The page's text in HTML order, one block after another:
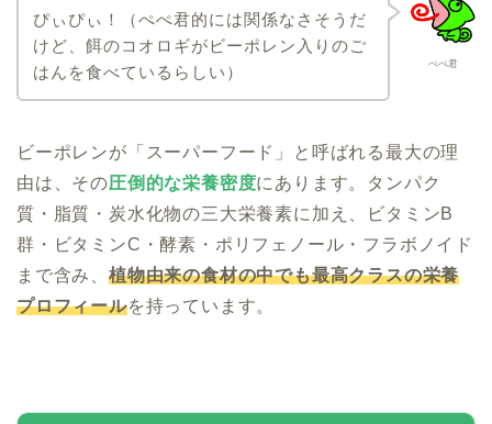
ぺぺ君
ぴぃぴぃ！（ぺぺ君的には関係なさそうだ
けど、餌のコオロギがビーポレン入りのご
はんを食べているらしい）
ビーポレンが「スーパーフード」と呼ばれる最大の理
由は、その圧倒的な栄養密度にあります。タンパク
質・脂質・炭水化物の三大栄養素に加え、ビタミンB
群・ビタミンC・酵素・ポリフェノール・フラボノイド
まで含み、 植物由来の食材の中でも最高クラスの栄養
プロフィールを持っています。